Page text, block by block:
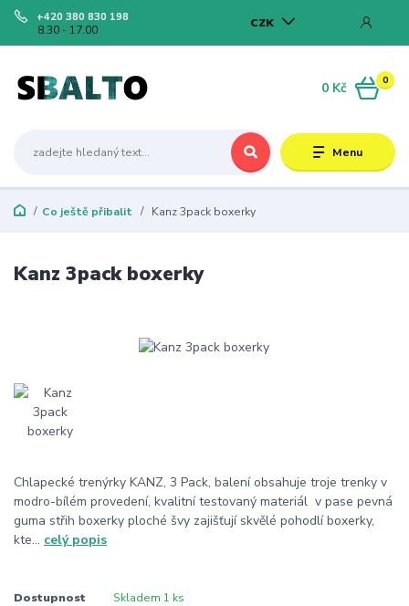
Menu
CZK
+420 380 830 198
8.30 - 17.00
0
0 Kč
Co ještě přibalit Kanz 3pack boxerky
Kanz 3pack boxerky
Chlapecké trenýrky KANZ, 3 Pack, balení obsahuje troje trenky v
modro-bílém provedení, kvalitní testovaný materiál v pase pevná
guma střih boxerky ploché švy zajišťují skvělé pohodlí boxerky,
kte... celý popis
Dostupnost Skladem 1 ks